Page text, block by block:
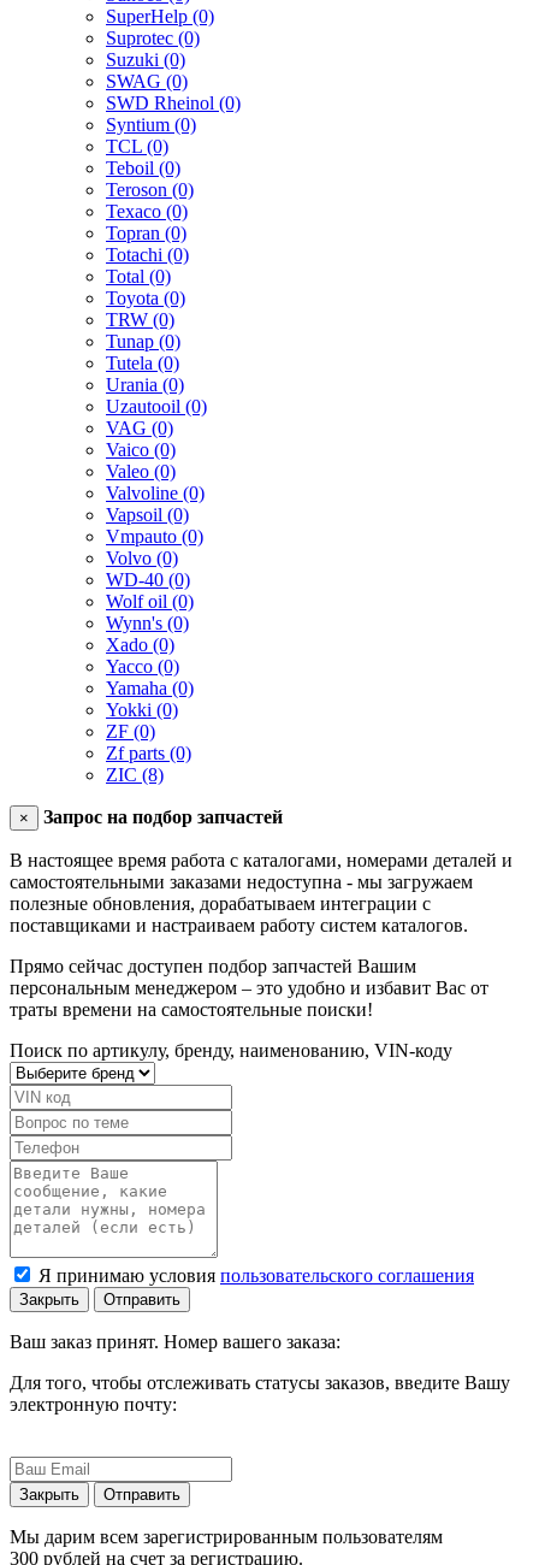
SuperHelp (0)
Suprotec (0)
Suzuki (0)
SWAG (0)
SWD Rheinol (0)
Syntium (0)
TCL (0)
Teboil (0)
Teroson (0)
Texaco (0)
Topran (0)
Totachi (0)
Total (0)
Toyota (0)
TRW (0)
Tunap (0)
Tutela (0)
Urania (0)
Uzautooil (0)
VAG (0)
Vaico (0)
Valeo (0)
Valvoline (0)
Vapsoil (0)
Vmpauto (0)
Volvo (0)
WD-40 (0)
Wolf oil (0)
Wynn's (0)
Xado (0)
Yacco (0)
Yamaha (0)
Yokki (0)
ZF (0)
Zf parts (0)
ZIC (8)
× Запрос на подбор запчастей
В настоящее время работа с каталогами, номерами деталей и
самостоятельными заказами недоступна - мы загружаем
полезные обновления, дорабатываем интеграции с
поставщиками и настраиваем работу систем каталогов.
Прямо сейчас доступен подбор запчастей Вашим
персональным менеджером – это удобно и избавит Вас от
траты времени на самостоятельные поиски!
Поиск по артикулу, бренду, наименованию, VIN-коду
Я принимаю условия пользовательского соглашения
Закрыть Отправить
Ваш заказ принят. Номер вашего заказа:
Для того, чтобы отслеживать статусы заказов, введите Вашу
электронную почту:
Закрыть Отправить
Мы дарим всем зарегистрированным пользователям
300 рублей на счет за регистрацию.